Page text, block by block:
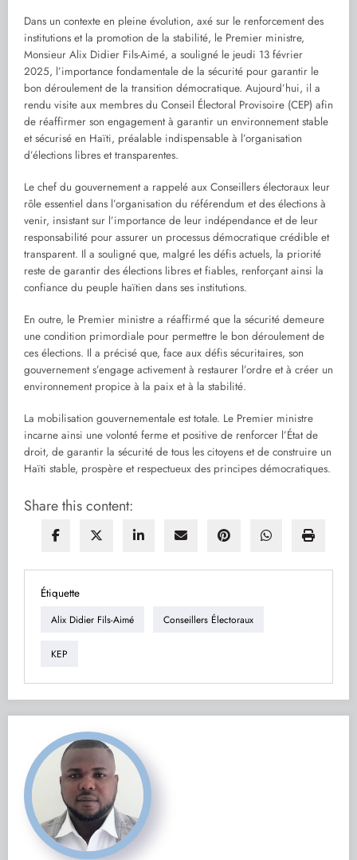
Dans un contexte en pleine évolution, axé sur le renforcement des
institutions et la promotion de la stabilité, le Premier ministre,
Monsieur Alix Didier Fils-Aimé, a souligné le jeudi 13 février
2025, l’importance fondamentale de la sécurité pour garantir le
bon déroulement de la transition démocratique. Aujourd’hui, il a
rendu visite aux membres du Conseil Électoral Provisoire (CEP) afin
de réaffirmer son engagement à garantir un environnement stable
et sécurisé en Haïti, préalable indispensable à l’organisation
d’élections libres et transparentes.
Le chef du gouvernement a rappelé aux Conseillers électoraux leur
rôle essentiel dans l’organisation du référendum et des élections à
venir, insistant sur l’importance de leur indépendance et de leur
responsabilité pour assurer un processus démocratique crédible et
transparent. Il a souligné que, malgré les défis actuels, la priorité
reste de garantir des élections libres et fiables, renforçant ainsi la
confiance du peuple haïtien dans ses institutions.
En outre, le Premier ministre a réaffirmé que la sécurité demeure
une condition primordiale pour permettre le bon déroulement de
ces élections. Il a précisé que, face aux défis sécuritaires, son
gouvernement s’engage activement à restaurer l’ordre et à créer un
environnement propice à la paix et à la stabilité.
La mobilisation gouvernementale est totale. Le Premier ministre
incarne ainsi une volonté ferme et positive de renforcer l’État de
droit, de garantir la sécurité de tous les citoyens et de construire un
Haïti stable, prospère et respectueux des principes démocratiques.
Share this content:
Étiquette
Alix Didier Fils-Aimé Conseillers Électoraux
KEP